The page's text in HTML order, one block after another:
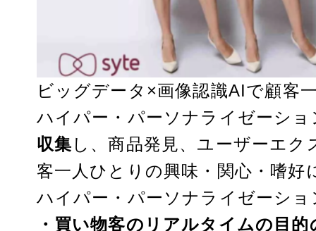
ビッグデータ×画像認識AIで顧客
ハイパー・パーソナライゼーショ
収集 し、商品発見、ユーザーエ
客一人ひとりの興味・関心・嗜
ハイパー・パーソナライゼーシ
・買い物客のリアルタイムの目